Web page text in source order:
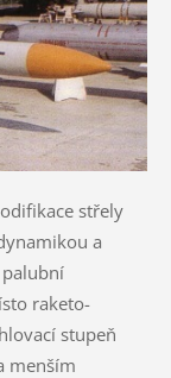
střely
a
raketo-
stupeň
menším